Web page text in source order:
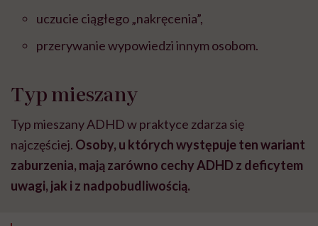
uczucie ciągłego „nakręcenia”,
przerywanie wypowiedzi innym osobom.
Typ mieszany
Typ mieszany ADHD w praktyce zdarza się
najczęściej. Osoby, u których występuje ten wariant
zaburzenia, mają zarówno cechy ADHD z deficytem
uwagi, jak i z nadpobudliwością.